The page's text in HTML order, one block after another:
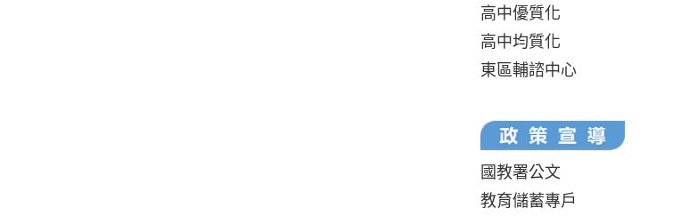
高中優質化
高中均質化
東區輔諮中心
國教署公文
教育儲蓄專戶